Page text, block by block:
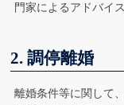
門家によるアドバイ
2. 調停離婚
離婚条件等に関して